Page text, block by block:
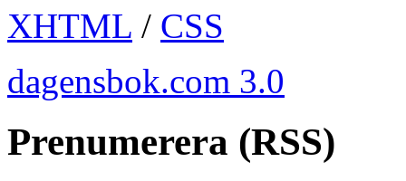
XHTML / CSS
dagensbok.com 3.0
Prenumerera (RSS)